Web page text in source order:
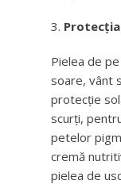
Pielea de
soare, vânt
protecție
scurți,
petelor
cremă
pielea de